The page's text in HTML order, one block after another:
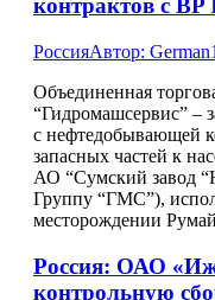
контрактов с BP
РоссияАвтор: German
Объединенная
“Гидромашсервис” –
с нефтедобывающей
запасных частей к
АО “Сумский завод
Группу “ГМС”),
месторождении
Россия: ОАО
контрольную